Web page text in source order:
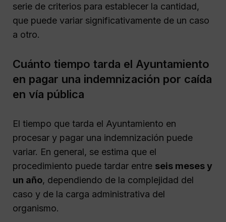
serie de criterios para establecer la cantidad,
que puede variar significativamente de un caso
a otro.
Cuánto tiempo tarda el Ayuntamiento
en pagar una indemnización por caída
en vía pública
El tiempo que tarda el Ayuntamiento en
procesar y pagar una indemnización puede
variar. En general, se estima que el
procedimiento puede tardar entre seis meses y
un año, dependiendo de la complejidad del
caso y de la carga administrativa del
organismo.